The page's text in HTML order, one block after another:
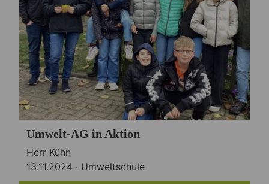
Umwelt-AG in Aktion
Herr Kühn
13.11.2024 · Umweltschule